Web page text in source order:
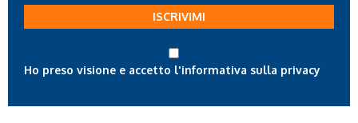
tua
ISCRIVIMI
Ho preso visione e accetto l'informativa sulla privacy